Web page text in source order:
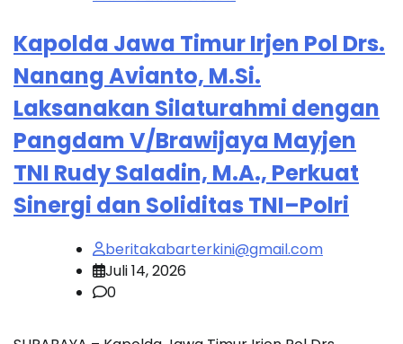
Kapolda Jawa Timur Irjen Pol Drs.
Nanang Avianto, M.Si.
Laksanakan Silaturahmi dengan
Pangdam V/Brawijaya Mayjen
TNI Rudy Saladin, M.A., Perkuat
Sinergi dan Soliditas TNI–Polri
beritakabarterkini@gmail.com
Juli 14, 2026
0